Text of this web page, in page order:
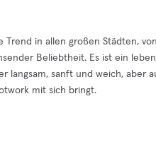
in allen großen Städten,
Beliebtheit. Es ist ein
langsam, sanft und weich, aber
mit sich bringt.